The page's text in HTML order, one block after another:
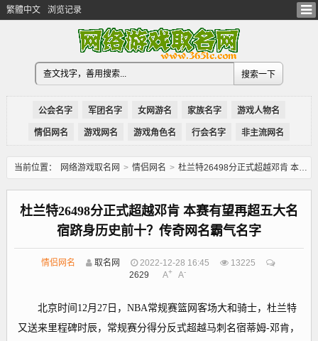
繁體中文 浏览记录
公会名字 军团名字 女网游名 家族名字 游戏人物名
情侣网名 游戏网名 游戏角色名 行会名字 非主流网名
当前位置： 网络游戏取名网 > 情侣网名 > 杜兰特26498分正式超越邓肯 本赛有望再超五大名宿跻身历史前十？传奇网名霸气名字
杜兰特26498分正式超越邓肯 本赛有望再超五大名
宿跻身历史前十？传奇网名霸气名字
情侣网名 取名网 2022-12-28 16:45
13225
2629
A+ A-
北京时间12月27日，NBA常规赛篮网客场大和骑士，杜兰特
又送来里程碑时辰，常规赛分得分反式超越马刺名宿蒂姆-邓肯，